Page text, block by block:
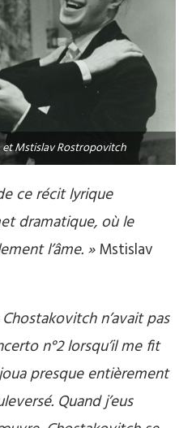
Mstislav Rostropovitch
ce récit lyrique
dramatique, où le
l’âme. »Mstislav
n’avait pas
n°2 lorsqu’il me fit
presque entièrement
Quand j’eus